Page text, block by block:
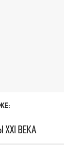
ВЕКА